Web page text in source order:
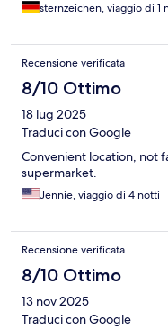
sternzeichen, viaggio di 1
Recensione verificata
8/10 Ottimo
18 lug 2025
Traduci con Google
Convenient location, not
supermarket.
Jennie, viaggio di 4 notti
Recensione verificata
8/10 Ottimo
13 nov 2025
Traduci con Google